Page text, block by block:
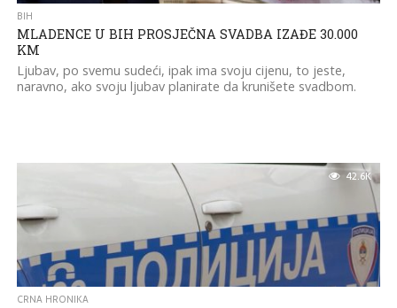
BIH
MLADENCE U BIH PROSJEČNA SVADBA IZAĐE 30.000
KM
Ljubav, po svemu sudeći, ipak ima svoju cijenu, to jeste,
naravno, ako svoju ljubav planirate da krunišete svadbom.
42.6K
CRNA HRONIKA